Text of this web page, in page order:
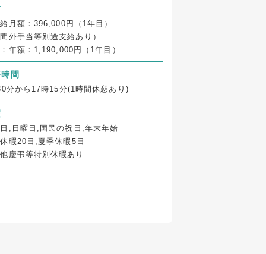
月額：396,000円（1年目）
外手当等別途支給あり）
年額：1,190,000円（1年目）
間
分から17時15分(1時間休憩あり)
,日曜日,国民の祝日,年末年始
暇20日,夏季休暇5日
慶弔等特別休暇あり